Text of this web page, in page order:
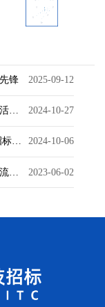
锋 2025-09-12
[新华财经] 通用技术中技招标成立40周年纪念活动圆满举... 2024-10-27
[中国招标] 奋进四十载 建功新时代——中技招标成立40... 2024-10-06
2023-06-02